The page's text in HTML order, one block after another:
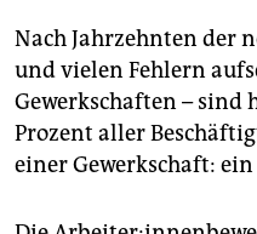
Nach Jahrzehnten der
und vielen Fehlern
Gewerkschaften – sind
Prozent aller
einer Gewerkschaft: